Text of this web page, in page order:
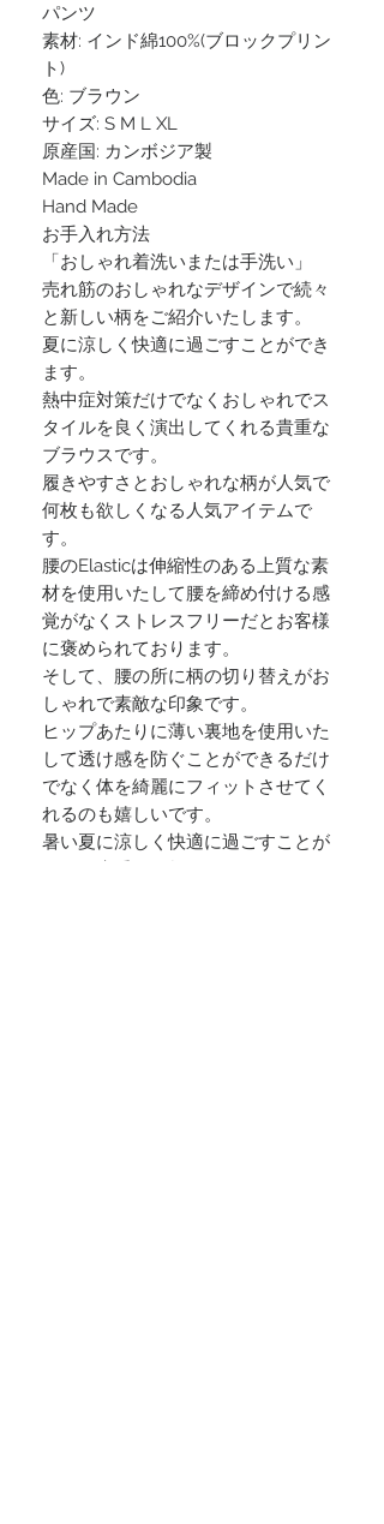
パンツ
素材: インド綿100%(ブロックプリン
ト)
色: ブラウン
サイズ: S M L XL
原産国: カンボジア製
Made in Cambodia
Hand Made
お手入れ方法
「おしゃれ着洗いまたは手洗い」
売れ筋のおしゃれなデザインで続々
と新しい柄をご紹介いたします。
夏に涼しく快適に過ごすことができ
ます。
熱中症対策だけでなくおしゃれでス
タイルを良く演出してくれる貴重な
ブラウスです。
履きやすさとおしゃれな柄が人気で
何枚も欲しくなる人気アイテムで
す。
腰のElasticは伸縮性のある上質な素
材を使用いたして腰を締め付ける感
覚がなくストレスフリーだとお客様
に褒められております。
そして、腰の所に柄の切り替えがお
しゃれで素敵な印象です。
ヒップあたりに薄い裏地を使用いた
して透け感を防ぐことができるだけ
でなく体を綺麗にフィットさせてく
れるのも嬉しいです。
暑い夏に涼しく快適に過ごすことが